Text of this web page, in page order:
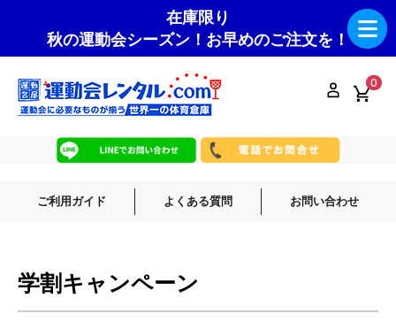
在庫限り
秋の運動会シーズン！お早めのご注文を！
0
ご利用ガイド よくある質問 お問い合わせ
学割キャンペーン